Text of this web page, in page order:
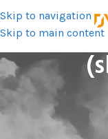
Skip to navigation
Skip to main content
MENÚ
Talla del
Mostrando el único